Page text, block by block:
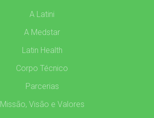
A Latini
A Medstar
Latin Health
Corpo Técnico
Parcerias
Missão, Visão e Valores